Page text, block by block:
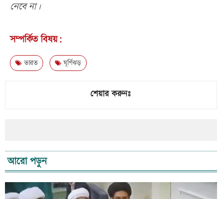
নেবে না।
সম্পর্কিত বিষয়:
ভারত ঘূর্ণিঝড়
শেয়ার করুনঃ
আরো পড়ুন